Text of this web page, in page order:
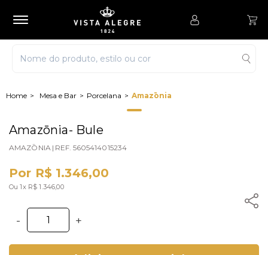
Mesa e Bar Porcelana Amazōnia
Amazōnia- Bule
AMAZŌNIA | REF. 5605414015234
Por R$ 1.346,00
Ou 1x R$ 1.346,00
- +